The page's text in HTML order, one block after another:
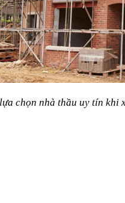
chọn nhà thầu uy tín khi